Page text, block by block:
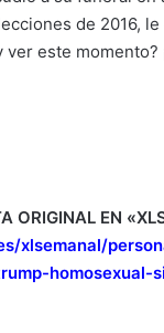
de 2016,
ver este momento?
ORIGINAL EN
xlsemanal/
homosexual-